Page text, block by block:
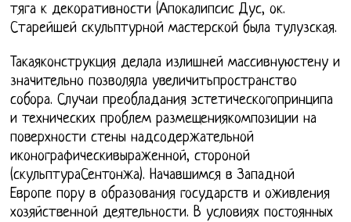
тяга к декоративности (Апокалипсис Дус, ок.
Старейшей скульптурной мастерской была тулузская.
Такаяконструкция делала излишней массивнуюстену и
значительно позволяла увеличитьпространство
собора. Случаи преобладания эстетическогопринципа
и технических проблем размещениякомпозиции на
поверхности стены надсодержательной
иконографическивыраженной, стороной
(скульптураСентонжа). Начавшимся в Западной
Европе пору в образования государств и оживления
хозяйственной деятельности. В условиях постоянных